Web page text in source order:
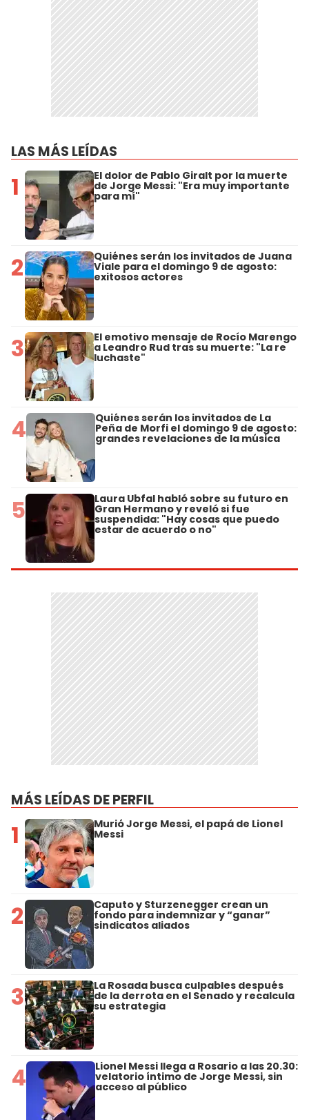
LAS MÁS LEÍDAS
1 El dolor de Pablo Giralt por la muerte
de Jorge Messi: "Era muy importante
para mí"
2 Quiénes serán los invitados de Juana
Viale para el domingo 9 de agosto:
exitosos actores
3 El emotivo mensaje de Rocío Marengo
a Leandro Rud tras su muerte: "La re
luchaste"
4 Quiénes serán los invitados de La
Peña de Morfi el domingo 9 de agosto:
grandes revelaciones de la música
5 Laura Ubfal habló sobre su futuro en
Gran Hermano y reveló si fue
suspendida: "Hay cosas que puedo
estar de acuerdo o no"
MÁS LEÍDAS DE PERFIL
1 Murió Jorge Messi, el papá de Lionel
Messi
2 Caputo y Sturzenegger crean un
fondo para indemnizar y “ganar”
sindicatos aliados
3 La Rosada busca culpables después
de la derrota en el Senado y recalcula
su estrategia
4 Lionel Messi llega a Rosario a las 20.30:
velatorio íntimo de Jorge Messi, sin
acceso al público